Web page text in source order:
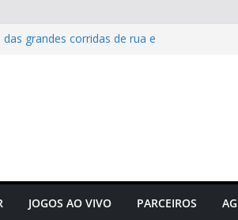
grandes corridas de rua e
times para o
novembro
futebol maranhense
JOGOS AO VIVO PARCEIROS